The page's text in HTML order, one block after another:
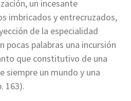
un incesante
imbricados y entrecruzados,
de la especialidad
pocas palabras una incursión
que constitutivo de una
siempre un mundo y una
163).